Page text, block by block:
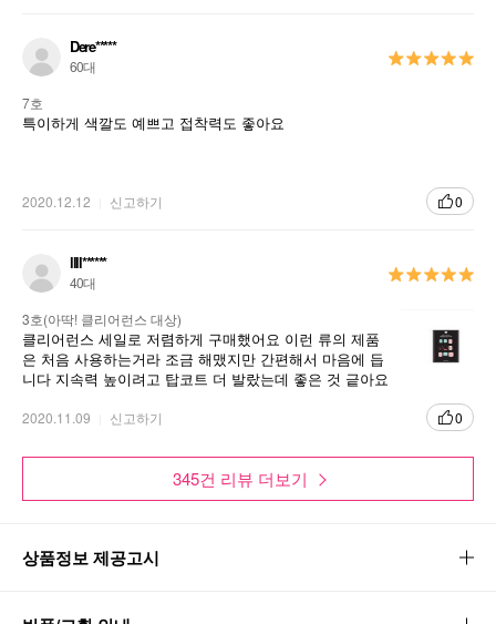
베이스와 컬러, 탑 코트까지 한번에 해결!
Liquid 형태의 젤 네일을 약 60%를 미리 경화 시
손톱에 부착 한 후 젤 네일 램프로 30초 동안 경
손톱에 머리카락등 끼임 없이 오랫동안 유지 가
능
Dere*****
60대
7호
특이하게 색깔도 예쁘고 접착력도 좋아요
2020.12.12 신고하기 0
llll******
40대
3호(아딱! 클리어런스 대상)
클리어런스 세일로 저렴하게 구매했어요 이런 류의 제품
은 처음 사용하는거라 조금 해맸지만 간편해서 마음에 듭
니다 지속력 높이려고 탑코트 더 발랐는데 좋은 것 긑아요
2020.11.09 신고하기 0
345건 리뷰 더보기
상품정보 제공고시